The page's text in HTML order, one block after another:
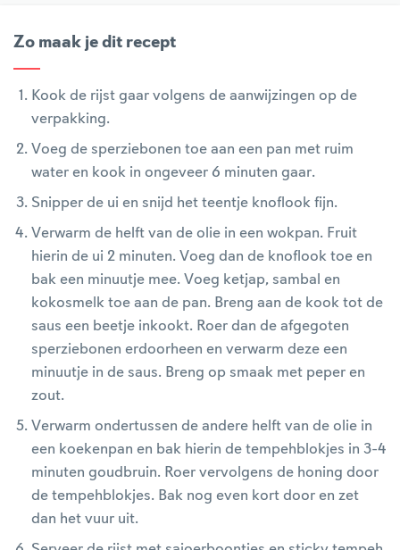
Zo maak je dit recept
Kook de rijst gaar volgens de aanwijzingen op de
verpakking.
Voeg de sperziebonen toe aan een pan met ruim
water en kook in ongeveer 6 minuten gaar.
Snipper de ui en snijd het teentje knoflook fijn.
Verwarm de helft van de olie in een wokpan. Fruit
hierin de ui 2 minuten. Voeg dan de knoflook toe en
bak een minuutje mee. Voeg ketjap, sambal en
kokosmelk toe aan de pan. Breng aan de kook tot de
saus een beetje inkookt. Roer dan de afgegoten
sperziebonen erdoorheen en verwarm deze een
minuutje in de saus. Breng op smaak met peper en
zout.
Verwarm ondertussen de andere helft van de olie in
een koekenpan en bak hierin de tempehblokjes in 3-4
minuten goudbruin. Roer vervolgens de honing door
de tempehblokjes. Bak nog even kort door en zet
dan het vuur uit.